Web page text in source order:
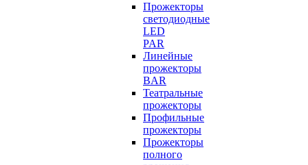
Прожекторы
светодиодные
LED
PAR
Линейные
прожекторы
BAR
Театральные
прожекторы
Профильные
прожекторы
Прожекторы
полного